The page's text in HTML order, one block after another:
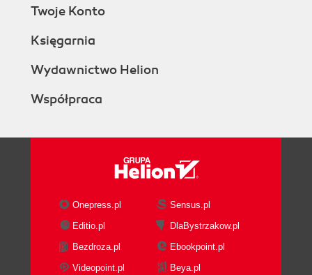
Twoje Konto
Księgarnia
Wydawnictwo Helion
Współpraca
Onepress.pl
Sensus.pl
Editio.pl
DlaBystrzakow.pl
Bezdroza.pl
Ebookpoint.pl
Videopoint.pl
Beya.pl